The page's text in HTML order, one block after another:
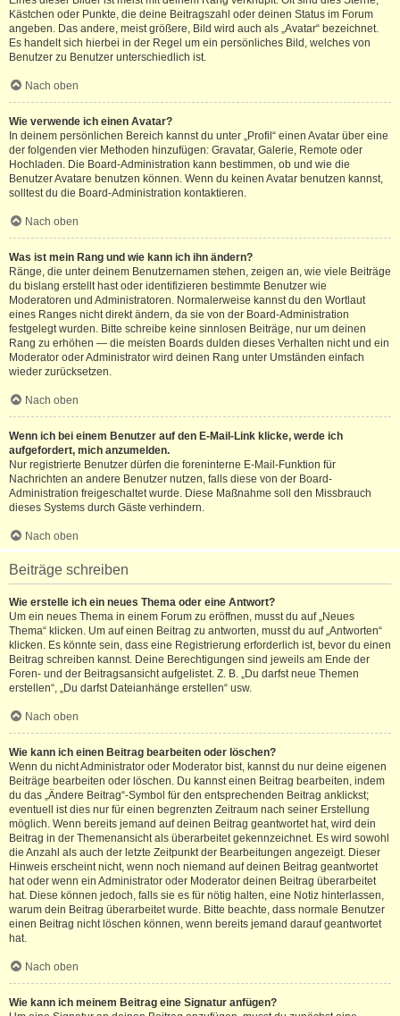
Kästchen oder Punkte, die deine Beitragszahl oder deinen Status im Forum
angeben. Das andere, meist größere, Bild wird auch als „Avatar“ bezeichnet.
Es handelt sich hierbei in der Regel um ein persönliches Bild, welches von
Benutzer zu Benutzer unterschiedlich ist.
Nach oben
Wie verwende ich einen Avatar?
In deinem persönlichen Bereich kannst du unter „Profil“ einen Avatar über eine
der folgenden vier Methoden hinzufügen: Gravatar, Galerie, Remote oder
Hochladen. Die Board-Administration kann bestimmen, ob und wie die
Benutzer Avatare benutzen können. Wenn du keinen Avatar benutzen kannst,
solltest du die Board-Administration kontaktieren.
Nach oben
Was ist mein Rang und wie kann ich ihn ändern?
Ränge, die unter deinem Benutzernamen stehen, zeigen an, wie viele Beiträge
du bislang erstellt hast oder identifizieren bestimmte Benutzer wie
Moderatoren und Administratoren. Normalerweise kannst du den Wortlaut
eines Ranges nicht direkt ändern, da sie von der Board-Administration
festgelegt wurden. Bitte schreibe keine sinnlosen Beiträge, nur um deinen
Rang zu erhöhen — die meisten Boards dulden dieses Verhalten nicht und ein
Moderator oder Administrator wird deinen Rang unter Umständen einfach
wieder zurücksetzen.
Nach oben
Wenn ich bei einem Benutzer auf den E-Mail-Link klicke, werde ich
aufgefordert, mich anzumelden.
Nur registrierte Benutzer dürfen die foreninterne E-Mail-Funktion für
Nachrichten an andere Benutzer nutzen, falls diese von der Board-
Administration freigeschaltet wurde. Diese Maßnahme soll den Missbrauch
dieses Systems durch Gäste verhindern.
Nach oben
Beiträge schreiben
Wie erstelle ich ein neues Thema oder eine Antwort?
Um ein neues Thema in einem Forum zu eröffnen, musst du auf „Neues
Thema“ klicken. Um auf einen Beitrag zu antworten, musst du auf „Antworten“
klicken. Es könnte sein, dass eine Registrierung erforderlich ist, bevor du einen
Beitrag schreiben kannst. Deine Berechtigungen sind jeweils am Ende der
Foren- und der Beitragsansicht aufgelistet. Z. B. „Du darfst neue Themen
erstellen“, „Du darfst Dateianhänge erstellen“ usw.
Nach oben
Wie kann ich einen Beitrag bearbeiten oder löschen?
Wenn du nicht Administrator oder Moderator bist, kannst du nur deine eigenen
Beiträge bearbeiten oder löschen. Du kannst einen Beitrag bearbeiten, indem
du das „Ändere Beitrag“-Symbol für den entsprechenden Beitrag anklickst;
eventuell ist dies nur für einen begrenzten Zeitraum nach seiner Erstellung
möglich. Wenn bereits jemand auf deinen Beitrag geantwortet hat, wird dein
Beitrag in der Themenansicht als überarbeitet gekennzeichnet. Es wird sowohl
die Anzahl als auch der letzte Zeitpunkt der Bearbeitungen angezeigt. Dieser
Hinweis erscheint nicht, wenn noch niemand auf deinen Beitrag geantwortet
hat oder wenn ein Administrator oder Moderator deinen Beitrag überarbeitet
hat. Diese können jedoch, falls sie es für nötig halten, eine Notiz hinterlassen,
warum dein Beitrag überarbeitet wurde. Bitte beachte, dass normale Benutzer
einen Beitrag nicht löschen können, wenn bereits jemand darauf geantwortet
hat.
Nach oben
Wie kann ich meinem Beitrag eine Signatur anfügen?